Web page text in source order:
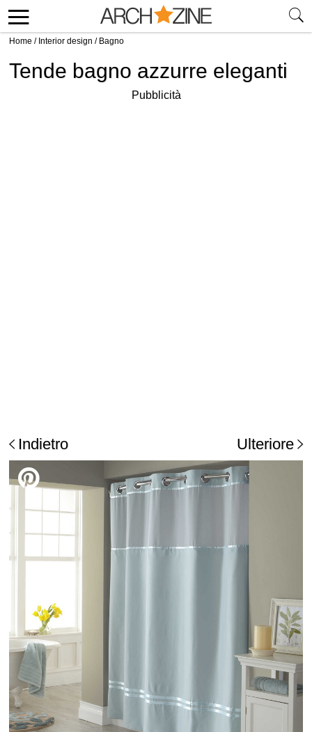
Home / Interior design / Bagno
Tende bagno azzurre eleganti
Pubblicità
Indietro Ulteriore